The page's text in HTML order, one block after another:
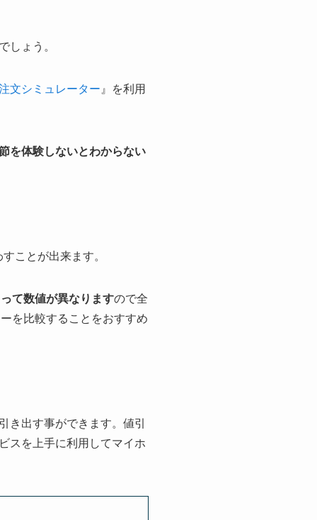
しょう。
文シミュレーター 』を利用
を体験しないとわからない
ことが出来ます。
て数値が異なりますので全
を比較することをおすすめ
き出す事ができます。値引
スを上手に利用してマイホ